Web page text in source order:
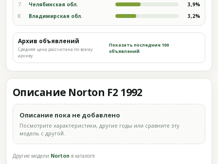
7 Челябинская обл. 3,9%
8 Владимирская обл. 3,2%
Архив объявлений
Средняя цена рассчитана по всему
архиву
Показать последние 100
объявлений
Описание Norton F2 1992
Описание пока не добавлено
Посмотрите характеристики, другие годы или сравните эту
модель с другой.
Другие модели Norton в каталоге